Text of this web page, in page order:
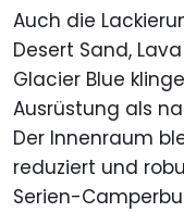
Auch die
Desert Sand,
Glacier Blue
Ausrüstung als
Der Innenraum
reduziert und
Serien-